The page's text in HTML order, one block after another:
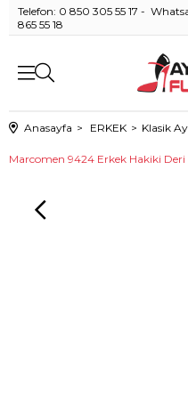
Telefon: 0 850 305 55 17 -
865 55 18
Anasayfa ERKEK Klasik
Marcomen 9424 Erkek Hakiki Deri